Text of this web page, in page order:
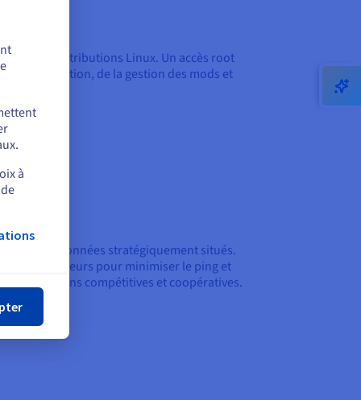
et les distributions Linux. Un accès root
l'installation, de la gestion des mods et
de données stratégiquement situés.
de vos joueurs pour minimiser le ping et
des sessions compétitives et coopératives.
à